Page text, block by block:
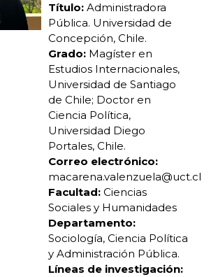
Título:Administradora
Pública. Universidad de
Concepción, Chile.
Grado: Magíster en
Estudios Internacionales,
Universidad de Santiago
de Chile; Doctor en
Ciencia Política,
Universidad Diego
Portales, Chile.
Correo electrónico:
macarena.valenzuela@uct.cl
Facultad:Ciencias
Sociales y Humanidades
Departamento:
Sociología, Ciencia Política
y Administración Pública.
Líneas de investigación: